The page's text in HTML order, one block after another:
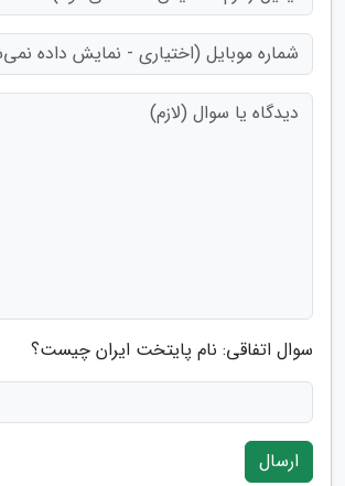
سوال اتفاقی: نام پایتخت ایران چیست؟
ارسال